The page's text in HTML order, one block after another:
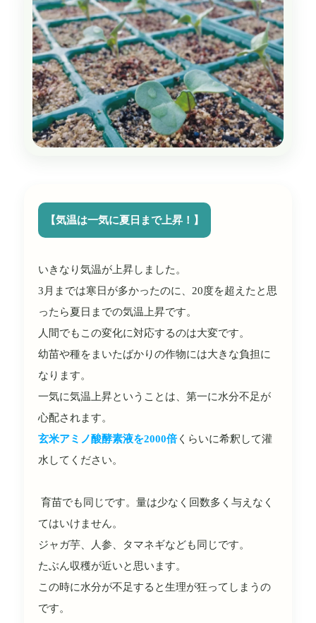
【気温は一気に夏日まで上昇！ 】
いきなり気温が上昇しました。
3月までは寒日が多かったのに、20度を超えたと思
ったら夏日までの気温上昇です。
人間でもこの変化に対応するのは大変です。
幼苗や種をまいたばかりの作物には大きな負担に
なります。
一気に気温上昇ということは、第一に水分不足が
心配されます。
玄米アミノ酸酵素液を2000倍くらいに希釈して灌
水してください。
育苗でも同じです。量は少なく回数多く与えなく
てはいけません。
ジャガ芋、人参、タマネギなども同じです。
たぶん収穫が近いと思います。
この時に水分が不足すると生理が狂ってしまうの
です。